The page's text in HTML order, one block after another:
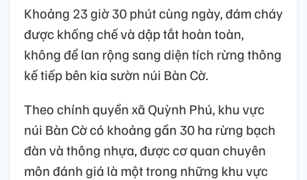
Khoảng 23 giờ 30 phút cùng ngày, đám cháy
được khống chế và dập tắt hoàn toàn,
không để lan rộng sang diện tích rừng thông
kế tiếp bên kia sườn núi Bàn Cờ.
Theo chính quyền xã Quỳnh Phú, khu vực
núi Bàn Cờ có khoảng gần 30 ha rừng bạch
đàn và thông nhựa, được cơ quan chuyên
môn đánh giá là một trong những khu vực